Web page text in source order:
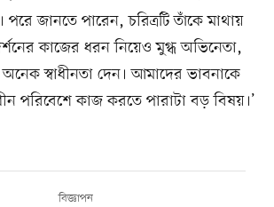
পরে জানতে পারেন, চরিত্রটি তাঁকে মাথায়
কাজের ধরন নিয়েও মুগ্ধ অভিনেতা,
স্বাধীনতা দেন। আমাদের ভাবনাকে
পরিবেশে কাজ করতে পারাটা বড় বিষয়।’
বিজ্ঞাপন